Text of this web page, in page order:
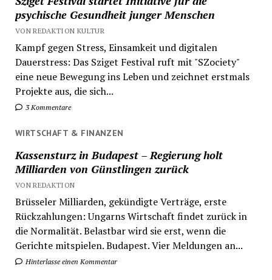
psychische Gesundheit junger Menschen
VON REDAKTION KULTUR
Kampf gegen Stress, Einsamkeit und digitalen
Dauerstress: Das Sziget Festival ruft mit "SZociety"
eine neue Bewegung ins Leben und zeichnet erstmals
Projekte aus, die sich...
3 Kommentare
WIRTSCHAFT & FINANZEN
Kassensturz in Budapest – Regierung holt
Milliarden von Günstlingen zurück
VON REDAKTION
Brüsseler Milliarden, gekündigte Verträge, erste
Rückzahlungen: Ungarns Wirtschaft findet zurück in
die Normalität. Belastbar wird sie erst, wenn die
Gerichte mitspielen. Budapest. Vier Meldungen an...
Hinterlasse einen Kommentar